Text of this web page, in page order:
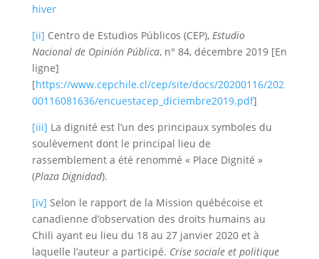
hiver
[ii] Centro de Estudios Públicos (CEP), Estudio
Nacional de Opinión Pública, n° 84, décembre 2019 [En
ligne]
[https://www.cepchile.cl/cep/site/docs/20200116/202
00116081636/encuestacep_diciembre2019.pdf]
[iii] La dignité est l’un des principaux symboles du
soulèvement dont le principal lieu de
rassemblement a été renommé « Place Dignité »
(Plaza Dignidad).
[iv] Selon le rapport de la Mission québécoise et
canadienne d’observation des droits humains au
Chili ayant eu lieu du 18 au 27 janvier 2020 et à
laquelle l’auteur a participé. Crise sociale et politique